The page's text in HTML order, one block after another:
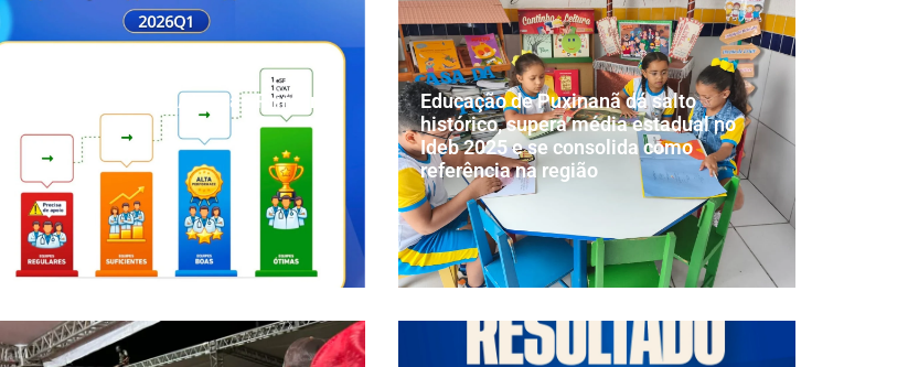
Parari é destaque na Atenção Primária
Educação de Puxinanã dá salto
histórico, supera média estadual no
Ideb 2025 e se consolida como
referência na região